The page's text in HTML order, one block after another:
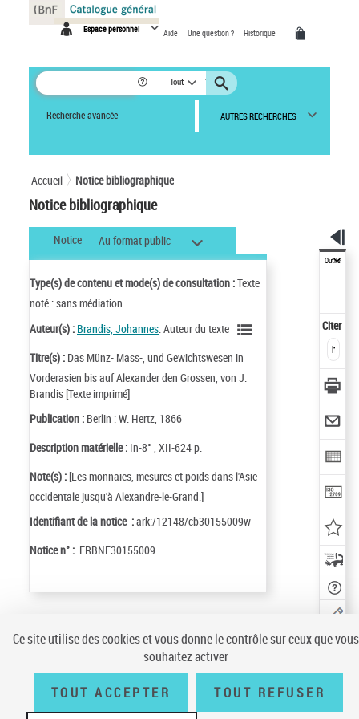
Espace personnel Aide Une question ? Historique
Tout
Recherche avancée AUTRES RECHERCHES
Accueil Notice bibliographique
Notice bibliographique
Notice Au format public
Type(s) de contenu et mode(s) de consultation :Texte
noté : sans médiation
Auteur(s) : Brandis, Johannes . Auteur du texte
Titre(s) : Das Münz- Mass-, und Gewichtswesen in
Vorderasien bis auf Alexander den Grossen, von J.
Brandis [Texte imprimé]
Publication : Berlin : W. Hertz, 1866
Description matérielle : In-8° , XII-624 p.
Note(s) : [Les monnaies, mesures et poids dans l'Asie
occidentale jusqu'à Alexandre-le-Grand.]
Identifiant de la notice :ark:/12148/cb30155009w
Notice n° : FRBNF30155009
Outils
Citer
Conditions générales d'utilisation | A propos Plan du site |
Écrire à la
Accessibilité (non conforme) | V 23.1.0
Panneau de gestion des cookies
Ce site utilise des cookies et vous donne le contrôle sur ceux que vous
souhaitez activer
TOUT ACCEPTER TOUT REFUSER